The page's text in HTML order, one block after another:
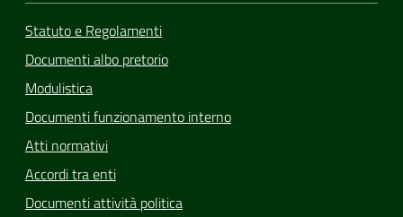
Statuto e Regolamenti
Documenti albo pretorio
Modulistica
Documenti funzionamento interno
Atti normativi
Accordi tra enti
Documenti attività politica